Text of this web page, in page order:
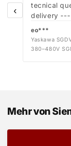
‹
tecnical
delivery ---
eo***
Yaskawa
380–480V
Mehr von